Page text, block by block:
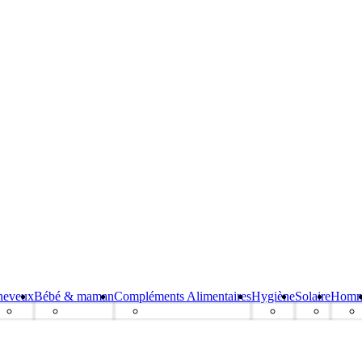
Bébé & mamanCompléments AlimentairesHygièneSolaire